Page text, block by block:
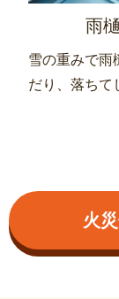
雨樋
雪の重みで雨
だり、落ちて
火